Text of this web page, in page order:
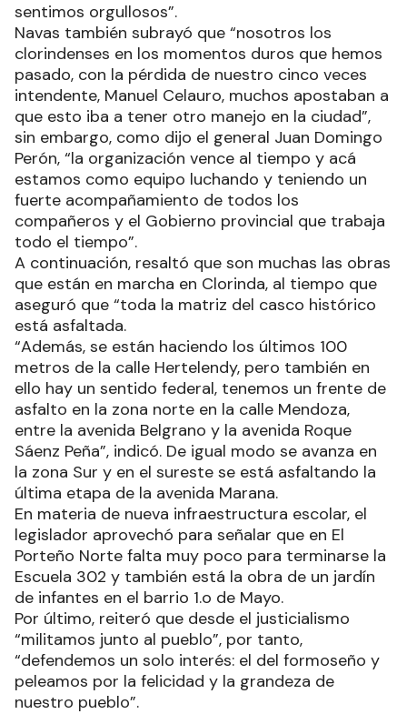
sentimos orgullosos”.
Navas también subrayó que “nosotros los
clorindenses en los momentos duros que hemos
pasado, con la pérdida de nuestro cinco veces
intendente, Manuel Celauro, muchos apostaban a
que esto iba a tener otro manejo en la ciudad”,
sin embargo, como dijo el general Juan Domingo
Perón, “la organización vence al tiempo y acá
estamos como equipo luchando y teniendo un
fuerte acompañamiento de todos los
compañeros y el Gobierno provincial que trabaja
todo el tiempo”.
A continuación, resaltó que son muchas las obras
que están en marcha en Clorinda, al tiempo que
aseguró que “toda la matriz del casco histórico
está asfaltada.
“Además, se están haciendo los últimos 100
metros de la calle Hertelendy, pero también en
ello hay un sentido federal, tenemos un frente de
asfalto en la zona norte en la calle Mendoza,
entre la avenida Belgrano y la avenida Roque
Sáenz Peña”, indicó. De igual modo se avanza en
la zona Sur y en el sureste se está asfaltando la
última etapa de la avenida Marana.
En materia de nueva infraestructura escolar, el
legislador aprovechó para señalar que en El
Porteño Norte falta muy poco para terminarse la
Escuela 302 y también está la obra de un jardín
de infantes en el barrio 1.o de Mayo.
Por último, reiteró que desde el justicialismo
“militamos junto al pueblo”, por tanto,
“defendemos un solo interés: el del formoseño y
peleamos por la felicidad y la grandeza de
nuestro pueblo”.